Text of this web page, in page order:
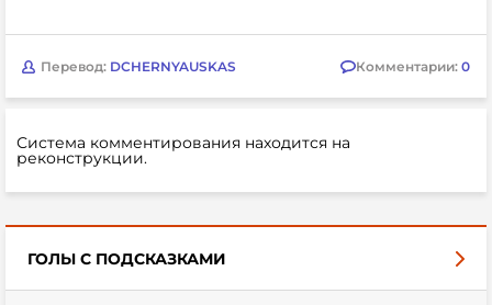
Перевод: DCHERNYAUSKAS Комментарии: 0
Система комментирования находится на
реконструкции.
ГОЛЫ С ПОДСКАЗКАМИ